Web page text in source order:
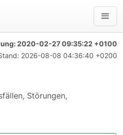
2020-02-27 09:35:22 +0100
2026-08-08 04:36:40 +0200
Störungen,